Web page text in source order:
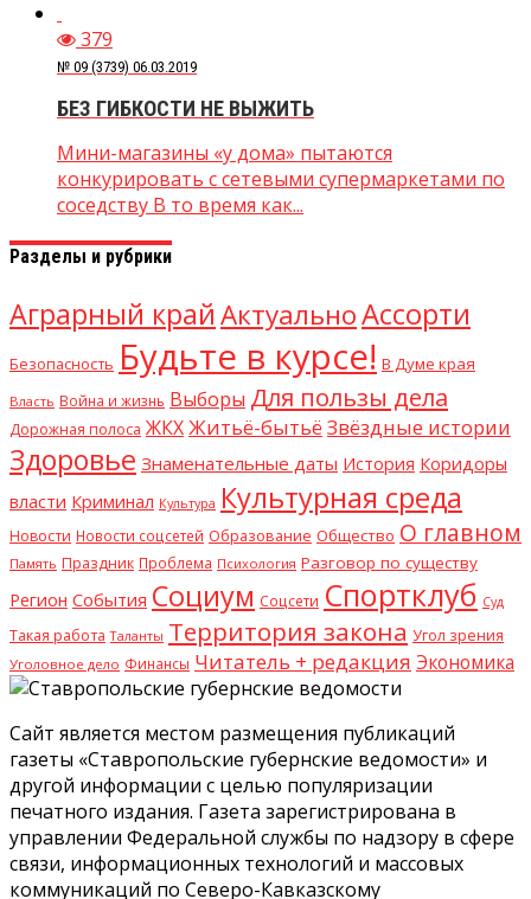
379
№ 09 (3739) 06.03.2019
БЕЗ ГИБКОСТИ НЕ ВЫЖИТЬ
Мини-магазины «у дома» пытаются
конкурировать с сетевыми супермаркетами по
соседству В то время как...
Разделы и рубрики
Аграрный крайАктуальноАссорти
Безопасность Будьте в курсе! В Думе края
Власть Война и жизнь Выборы Для пользы дела
Дорожная полоса ЖКХЖитьё-бытьёЗвёздные истории
Здоровье Знаменательные даты История Коридоры
власти Криминал Культура Культурная среда
Новости Новости соцсетей Образование Общество О главном
Память Праздник Проблема Психология Разговор по существу
Регион События Социум Соцсети Спортклуб Суд
Такая работа Таланты Территория закона Угол зрения
Уголовное дело Финансы Читатель + редакция Экономика
Сайт является местом размещения публикаций
газеты «Ставропольские губернские ведомости» и
другой информации с целью популяризации
печатного издания. Газета зарегистрирована в
управлении Федеральной службы по надзору в сфере
связи, информационных технологий и массовых
коммуникаций по Северо-Кавказскому